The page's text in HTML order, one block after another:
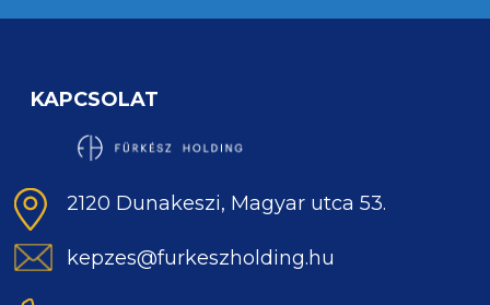
KAPCSOLAT
2120 Dunakeszi, Magyar utca 53.
kepzes@furkeszholding.hu